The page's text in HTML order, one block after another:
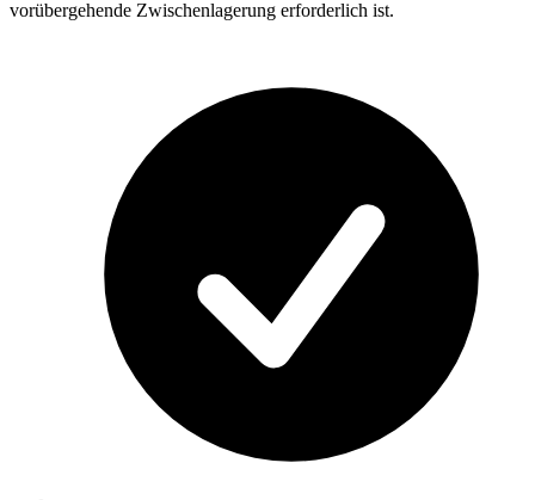
vorübergehende Zwischenlagerung erforderlich ist.